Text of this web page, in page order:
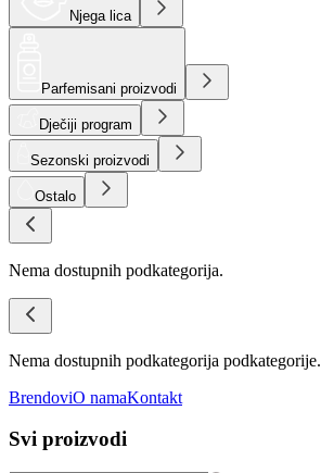
Njega lica
Parfemisani proizvodi
Dječiji program
Sezonski proizvodi
Ostalo
Nema dostupnih podkategorija.
Nema dostupnih podkategorija podkategorije.
BrendoviO namaKontakt
Svi proizvodi